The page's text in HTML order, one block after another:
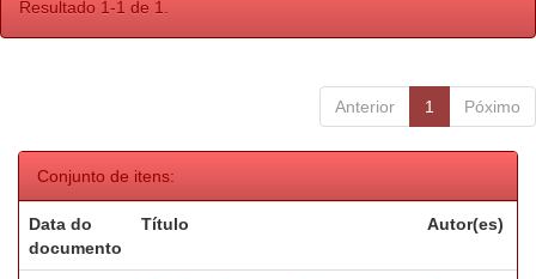
Resultado 1-1 de 1.
Anterior 1 Póximo
Conjunto de itens:
Data do
documento
Título Autor(es)